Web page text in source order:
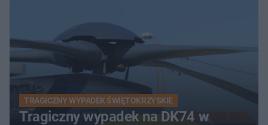
TRAGICZNY WYPADEK ŚWIĘTOKRZYSKIE
Tragiczny wypadek na DK74 w